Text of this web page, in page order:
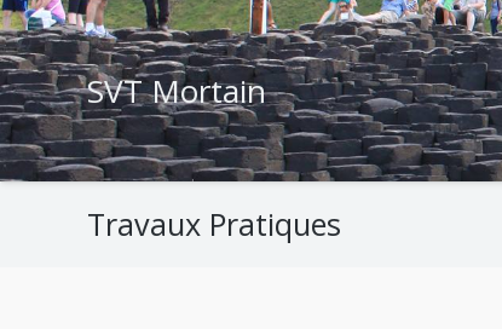
SVT Mortain
Travaux Pratiques